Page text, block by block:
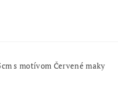
s motívom Červené maky